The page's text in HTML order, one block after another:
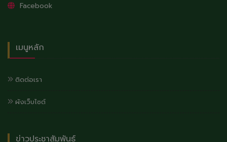
Facebook
เมนูหลัก
ติดต่อเรา
ผังเว็บไซต์
ข่าวประชาสัมพันธ์